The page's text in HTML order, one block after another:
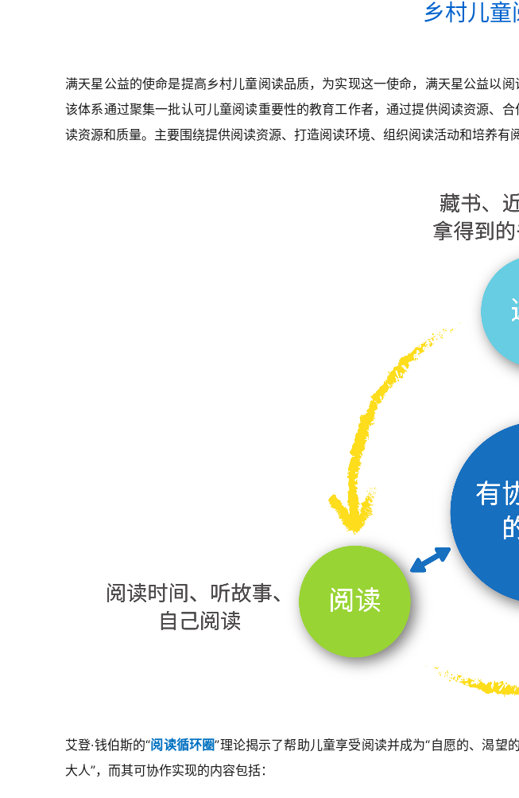
乡村儿
满天星公益的使命是提高乡村儿童阅读品质，为实现这一使命，满天星公益以
该体系通过聚集一批认可儿童阅读重要性的教育工作者，通过提供阅读资源、
读资源和质量。主要围绕提供阅读资源、打造阅读环境、组织阅读活动和培养有
艾登·钱伯斯的“阅读循环圈”理论揭示了帮助儿童享受阅读并成为“自愿的、渴望
大人”，而其可协作实现的内容包括：